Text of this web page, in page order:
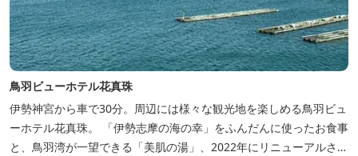
鳥羽ビューホテル花真珠
伊勢神宮から車で30分。周辺には様々な観光地を楽しめる鳥羽ビュ
ーホテル花真珠。 「伊勢志摩の海の幸」をふんだんに使ったお食事
と、鳥羽湾が一望できる「美肌の湯」、2022年にリニューアルされ